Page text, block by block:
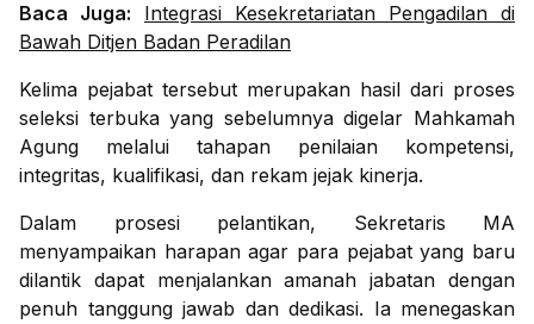
Baca Juga:
Integrasi Kesekretariatan Pengadilan di
Bawah Ditjen Badan Peradilan
Kelima pejabat tersebut merupakan hasil dari proses
seleksi terbuka yang sebelumnya digelar Mahkamah
Agung melalui tahapan penilaian kompetensi,
integritas, kualifikasi, dan rekam jejak kinerja.
Dalam prosesi pelantikan, Sekretaris MA
menyampaikan harapan agar para pejabat yang baru
dilantik dapat menjalankan amanah jabatan dengan
penuh tanggung jawab dan dedikasi. Ia menegaskan